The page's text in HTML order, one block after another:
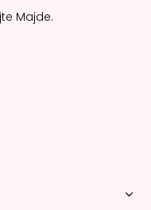
Majde.